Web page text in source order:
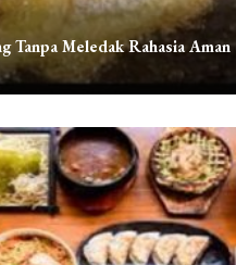
Tanpa Meledak Rahasia Aman